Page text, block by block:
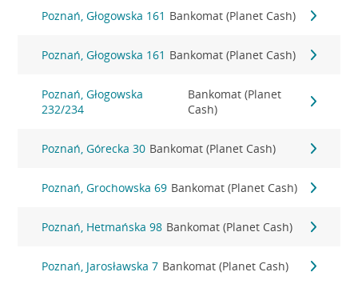
Poznań, Głogowska 161 Bankomat (Planet Cash)
Poznań, Głogowska 161 Bankomat (Planet Cash)
Poznań, Głogowska
232/234
Bankomat (Planet
Cash)
Poznań, Górecka 30 Bankomat (Planet Cash)
Poznań, Grochowska 69 Bankomat (Planet Cash)
Poznań, Hetmańska 98 Bankomat (Planet Cash)
Poznań, Jarosławska 7 Bankomat (Planet Cash)